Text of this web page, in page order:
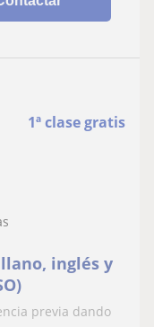
1ª clase gratis
inglés y
previa dando